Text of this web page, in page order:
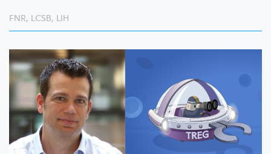
FNR, LCSB, LIH